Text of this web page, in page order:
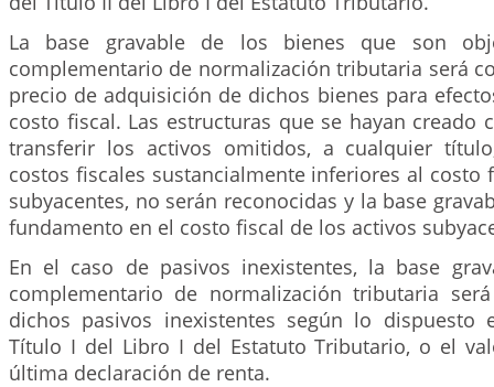
La base gravable de los bienes que son
complementario de normalización tributaria será
precio de adquisición de dichos bienes para
costo fiscal. Las estructuras que se hayan creado
transferir los activos omitidos, a cualquier
costos fiscales sustancialmente inferiores al costo
subyacentes, no serán reconocidas y la base
fundamento en el costo fiscal de los activos
En el caso de pasivos inexistentes, la base
complementario de normalización tributaria
dichos pasivos inexistentes según lo dispuesto
Título I del Libro I del Estatuto Tributario, o el
última declaración de renta.